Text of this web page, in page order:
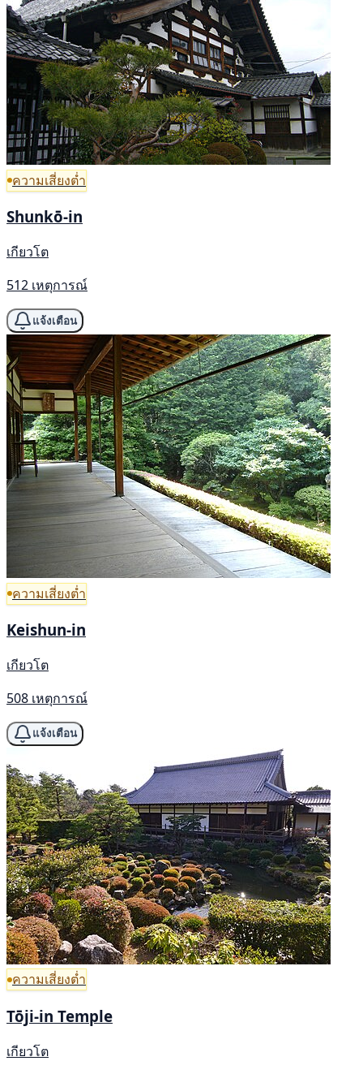
ความเสี่ยงต่ำ
Shunkō-in
เกียวโต
512 เหตุการณ์
แจ้งเตือน
ความเสี่ยงต่ำ
Keishun-in
เกียวโต
508 เหตุการณ์
แจ้งเตือน
ความเสี่ยงต่ำ
Tōji-in Temple
เกียวโต